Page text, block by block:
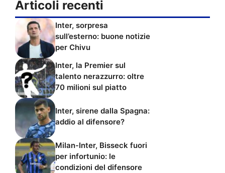
Articoli recenti
Inter, sorpresa
sull’esterno: buone notizie
per Chivu
Inter, la Premier sul
talento nerazzurro: oltre
70 milioni sul piatto
Inter, sirene dalla Spagna:
addio al difensore?
Milan-Inter, Bisseck fuori
per infortunio: le
condizioni del difensore